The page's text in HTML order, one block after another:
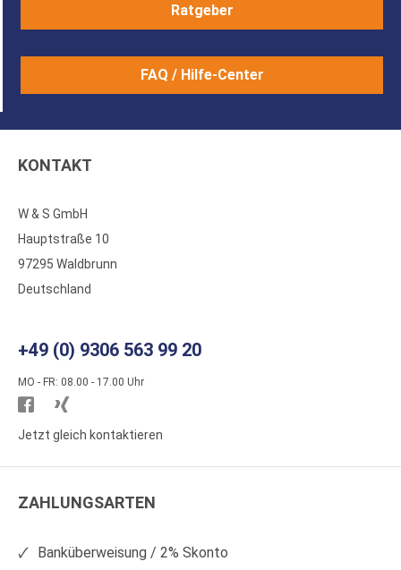
Ratgeber
FAQ / Hilfe-Center
KONTAKT
W & S GmbH
Hauptstraße 10
97295 Waldbrunn
Deutschland
+49 (0) 9306 563 99 20
MO - FR: 08.00 - 17.00 Uhr
Besuchen
Sie
auf
Sie
auf
Jetzt gleich kontaktieren
ZAHLUNGSARTEN
Banküberweisung / 2% Skonto